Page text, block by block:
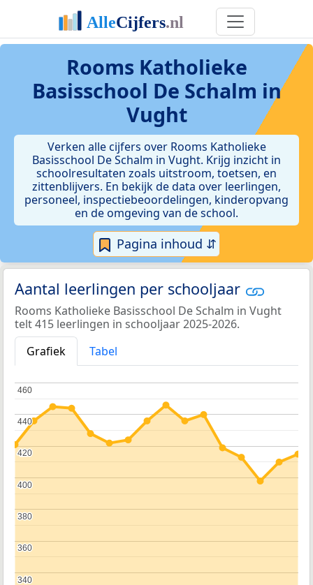
Rooms Katholieke
Basisschool De Schalm in
Vught
Verken alle cijfers over Rooms Katholieke
Basisschool De Schalm in Vught. Krijg inzicht in
schoolresultaten zoals uitstroom, toetsen, en
zittenblijvers. En bekijk de data over leerlingen,
personeel, inspectiebeoordelingen, kinderopvang
en de omgeving van de school.
Pagina inhoud ⇵
Aantal leerlingen per schooljaar
Rooms Katholieke Basisschool De Schalm in Vught
telt 415 leerlingen in schooljaar 2025-2026.
Grafiek
Tabel
340
340
360
360
380
380
400
400
420
420
440
440
460
460